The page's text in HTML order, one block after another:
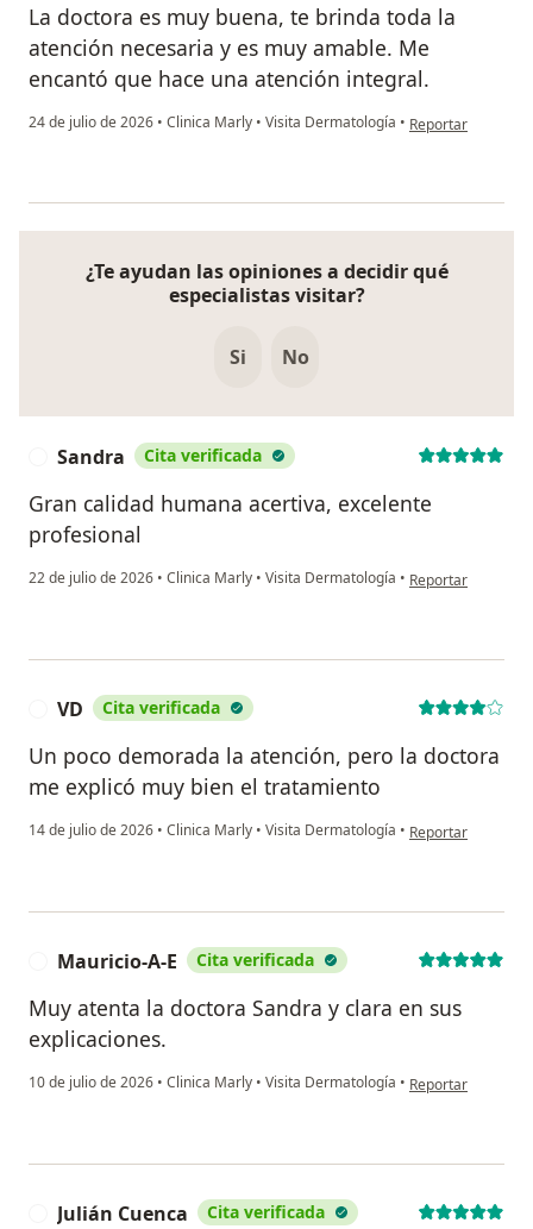
La doctora es muy buena, te brinda toda la
atención necesaria y es muy amable. Me
encantó que hace una atención integral.
24 de julio de 2026 • Clinica Marly • Visita Dermatología • en opinión del
Reportar
¿Te ayudan las opiniones a decidir qué
especialistas visitar?
Si No
Sandra Cita verificada
Gran calidad humana acertiva, excelente
profesional
22 de julio de 2026 • Clinica Marly • Visita Dermatología • en opinión del
Reportar
VD Cita verificada
Un poco demorada la atención, pero la doctora
me explicó muy bien el tratamiento
14 de julio de 2026 • Clinica Marly • Visita Dermatología • en opinión del
Reportar
Mauricio-A-E Cita verificada
Muy atenta la doctora Sandra y clara en sus
explicaciones.
10 de julio de 2026 • Clinica Marly • Visita Dermatología • en opinión del
Reportar
Julián Cuenca Cita verificada